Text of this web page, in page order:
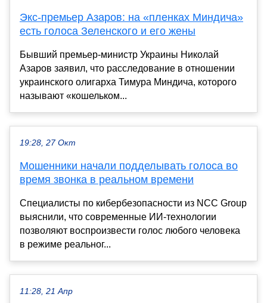
Экс-премьер Азаров: на «пленках Миндича»
есть голоса Зеленского и его жены
Бывший премьер-министр Украины Николай
Азаров заявил, что расследование в отношении
украинского олигарха Тимура Миндича, которого
называют «кошельком...
19:28, 27 Окт
Мошенники начали подделывать голоса во
время звонка в реальном времени
Специалисты по кибербезопасности из NCC Group
выяснили, что современные ИИ-технологии
позволяют воспроизвести голос любого человека
в режиме реальног...
11:28, 21 Апр